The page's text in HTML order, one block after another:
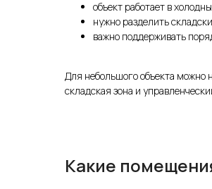
объект работает в
нужно разделить
важно поддерживать
Для небольшого объекта можно
складская зона и
Какие